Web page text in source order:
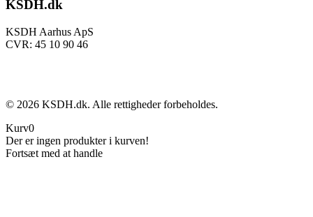
KSDH.dk
KSDH Aarhus ApS
CVR: 45 10 90 46
© 2026 KSDH.dk. Alle rettigheder forbeholdes.
Kurv0
Der er ingen produkter i kurven!
Fortsæt med at handle